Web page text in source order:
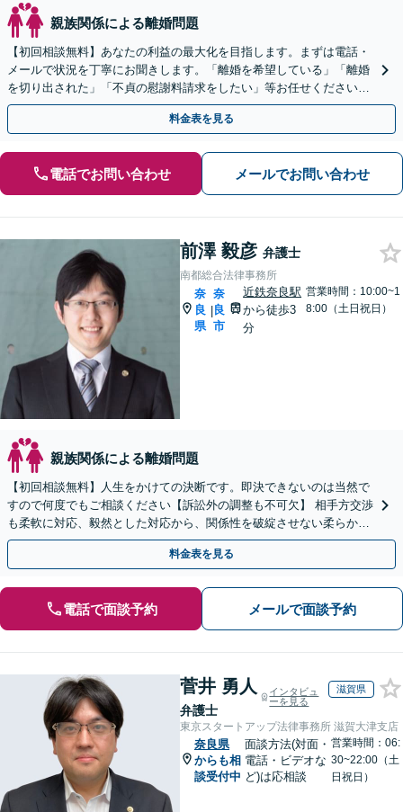
親族関係による離婚問題
【初回相談無料】あなたの利益の最大化を目指します。まずは電話・
メールで状況を丁寧にお聞きします。「離婚を希望している」「離婚
を切り出された」「不貞の慰謝料請求をしたい」等お任せください。
【リーズナブルな料金設定】
料金表を見る
電話でお問い合わせ メールでお問い合わせ
前澤 毅彦 弁護士
南都総合法律事務所
奈
良
県
|
奈
良
市
近鉄奈良駅
から徒歩3
分
営業時間：10:00~1
8:00（土日祝日）
親族関係による離婚問題
【初回相談無料】人生をかけての決断です。即決できないのは当然で
すので何度でもご相談ください【訴訟外の調整も不可欠】 相手方交渉
も柔軟に対応、毅然とした対応から、関係性を破綻させない柔らかな
対応まで、必要に応じて行います【近鉄奈良駅3分】
料金表を見る
電話で面談予約 メールで面談予約
菅井 勇人
弁護士
インタビュ
ーを見る
滋賀県
東京スタートアップ法律事務所 滋賀大津支店
奈良県
からも相
談受付中
面談方法(対面・
電話・ビデオな
ど)は応相談
営業時間：06:
30~22:00（土
日祝日）